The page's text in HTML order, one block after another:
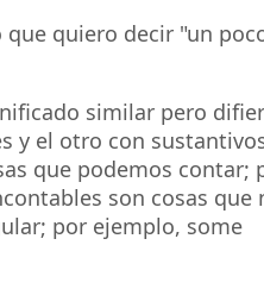
que quiero decir "un
similar pero
y el otro con
que podemos contar;
son cosas que
por ejemplo, some